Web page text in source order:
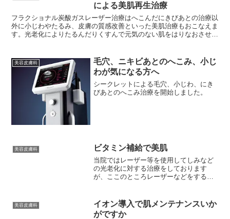
による美肌再生治療
フラクショナル炭酸ガスレーザー治療はへこんだにきびあとの治療以
外に小じわやたるみ、皮膚の質感改善といった美肌治療もおこなえま
す。光老化によりたるんだりくすんで元気のない肌をはりなおさせい
美容皮膚科
毛穴、ニキビあとのへこみ、小じ
わが気になる方へ
シークレットによる毛穴、小じわ、にき
びあとのへこみ治療を開始しました。
美容皮膚科 ビタミン補給で美肌
当院ではレーザー等を使用してしみなど
の光老化に対する治療をしております
が、ここのところレーザーなどをするほ
り肌をきれいにしたい、たとえば、くす
みをとり肌を明るくしたいと...
美容皮膚科
イオン導入で肌メンテナンスいか
がですか